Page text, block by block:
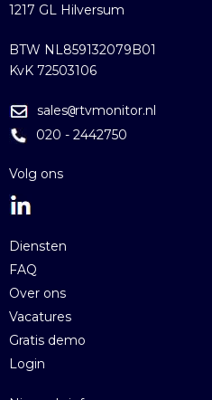
1217 GL Hilversum
BTW NL859132079B01
KvK 72503106
sales@rtvmonitor.nl
020 - 2442750
Volg ons
Diensten
FAQ
Over ons
Vacatures
Gratis demo
Login